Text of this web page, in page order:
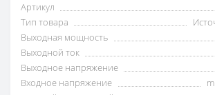
Артикул
Тип товара
Выходная мощность
Выходной ток
Выходное напряжение
Входное напряжение